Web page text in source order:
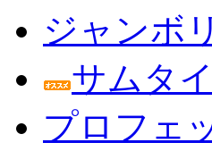
ジャンボ
サムタ
プロフェ